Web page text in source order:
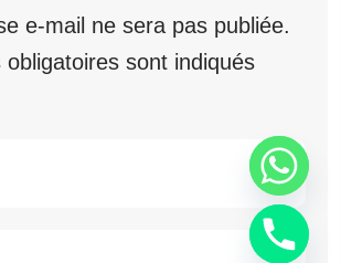
e-mail ne sera pas publiée.
obligatoires sont indiqués